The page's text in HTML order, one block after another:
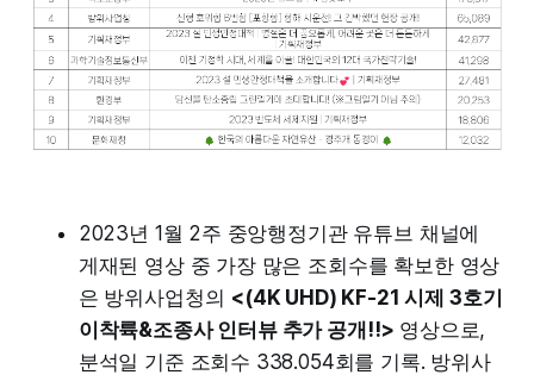
2023년 1월 2주 중앙행정기관 유튜브 채널에
게재된 영상 중 가장 많은 조회수를 확보한 영상
은 방위사업청의 <(4K UHD) KF-21 시제 3호기
이착륙&조종사 인터뷰 추가 공개!!> 영상으로,
분석일 기준 조회수 338.054회를 기록. 방위사